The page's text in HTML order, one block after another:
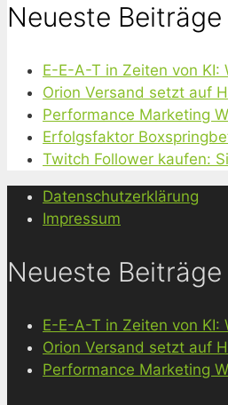
Neueste Beiträge
E-E-A-T in Zeiten von KI:
Orion Versand setzt auf
Performance Marketing
Erfolgsfaktor
Twitch Follower kaufen:
Datenschutzerklärung
Impressum
Neueste Beiträge
E-E-A-T in Zeiten von KI:
Orion Versand setzt auf
Performance Marketing